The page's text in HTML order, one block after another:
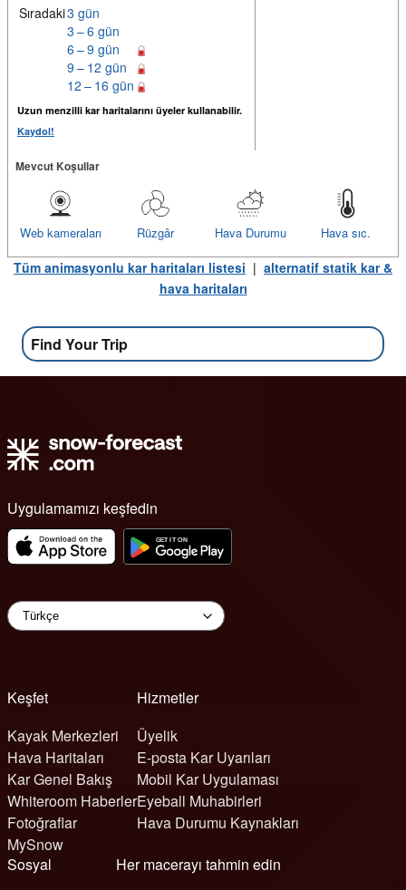
Sıradaki3 gün
3 – 6 gün
6 – 9 gün
9 – 12 gün
12 – 16 gün
Uzun menzilli kar haritalarını üyeler kullanabilir.
Kaydol!
Mevcut Koşullar
Hava sıc.
Hava Durumu
Rüzgâr
Web kameraları
Tüm animasyonlu kar haritaları listesi | alternatif statik kar &
hava haritaları
Find Your Trip
Uygulamamızı keşfedin
Keşfet
Kayak Merkezleri
Hava Haritaları
Kar Genel Bakış
Whiteroom Haberler
Fotoğraflar
MySnow
Hizmetler
Üyelik
E-posta Kar Uyarıları
Mobil Kar Uygulaması
Eyeball Muhabirleri
Hava Durumu Kaynakları
Sosyal
Her macerayı tahmin edin